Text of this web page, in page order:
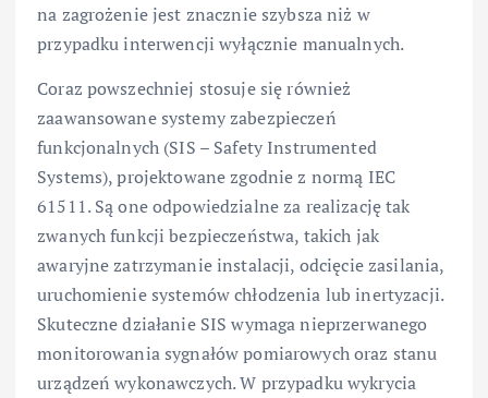
na zagrożenie jest znacznie szybsza niż w
przypadku interwencji wyłącznie manualnych.
Coraz powszechniej stosuje się również
zaawansowane systemy zabezpieczeń
funkcjonalnych (SIS – Safety Instrumented
Systems), projektowane zgodnie z normą IEC
61511. Są one odpowiedzialne za realizację tak
zwanych funkcji bezpieczeństwa, takich jak
awaryjne zatrzymanie instalacji, odcięcie zasilania,
uruchomienie systemów chłodzenia lub inertyzacji.
Skuteczne działanie SIS wymaga nieprzerwanego
monitorowania sygnałów pomiarowych oraz stanu
urządzeń wykonawczych. W przypadku wykrycia